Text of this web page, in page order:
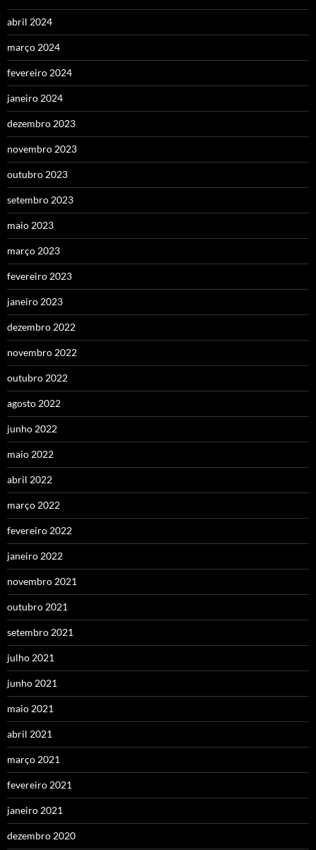
abril 2024
março 2024
fevereiro 2024
janeiro 2024
dezembro 2023
novembro 2023
outubro 2023
setembro 2023
maio 2023
março 2023
fevereiro 2023
janeiro 2023
dezembro 2022
novembro 2022
outubro 2022
agosto 2022
junho 2022
maio 2022
abril 2022
março 2022
fevereiro 2022
janeiro 2022
novembro 2021
outubro 2021
setembro 2021
julho 2021
junho 2021
maio 2021
abril 2021
março 2021
fevereiro 2021
janeiro 2021
dezembro 2020